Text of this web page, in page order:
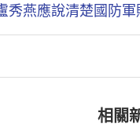
秀燕應說清楚國防
相關